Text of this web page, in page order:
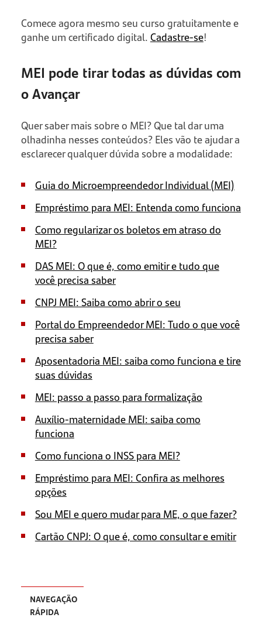
Comece agora mesmo seu curso gratuitamente e
ganhe um certificado digital.Cadastre-se!
MEI pode tirar todas as dúvidas com
o Avançar
Quer saber mais sobre o MEI? Que tal dar uma
olhadinha nesses conteúdos? Eles vão te ajudar a
esclarecer qualquer dúvida sobre a modalidade:
Guia do Microempreendedor Individual (MEI)
Empréstimo para MEI: Entenda como funciona
Como regularizar os boletos em atraso do
MEI?
DAS MEI: O que é, como emitir e tudo que
você precisa saber
CNPJ MEI: Saiba como abrir o seu
Portal do Empreendedor MEI: Tudo o que você
precisa saber
Aposentadoria MEI: saiba como funciona e tire
suas dúvidas
MEI: passo a passo para formalização
Auxílio-maternidade MEI: saiba como
funciona
Como funciona o INSS para MEI?
Empréstimo para MEI: Confira as melhores
opções
Sou MEI e quero mudar para ME, o que fazer?
Cartão CNPJ: O que é, como consultar e emitir
NAVEGAÇÃO
RÁPIDA